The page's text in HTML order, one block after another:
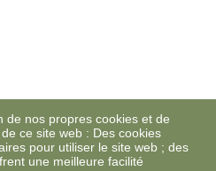
de nos propres cookies et de
ce site web : Des cookies
pour utiliser le site web ; des
une meilleure facilité